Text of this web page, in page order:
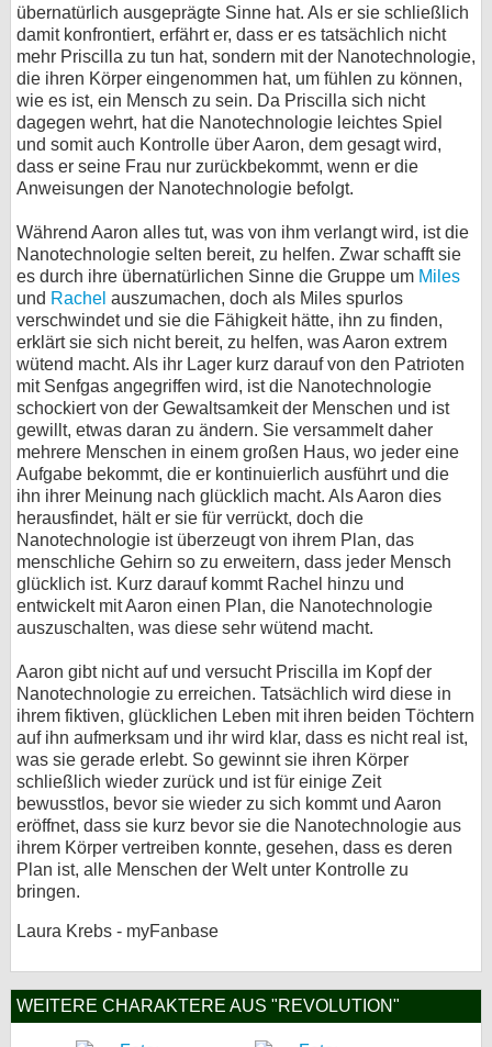
übernatürlich ausgeprägte Sinne hat. Als er sie schließlich
damit konfrontiert, erfährt er, dass er es tatsächlich nicht
mehr Priscilla zu tun hat, sondern mit der Nanotechnologie,
die ihren Körper eingenommen hat, um fühlen zu können,
wie es ist, ein Mensch zu sein. Da Priscilla sich nicht
dagegen wehrt, hat die Nanotechnologie leichtes Spiel
und somit auch Kontrolle über Aaron, dem gesagt wird,
dass er seine Frau nur zurückbekommt, wenn er die
Anweisungen der Nanotechnologie befolgt.
Während Aaron alles tut, was von ihm verlangt wird, ist die
Nanotechnologie selten bereit, zu helfen. Zwar schafft sie
es durch ihre übernatürlichen Sinne die Gruppe um Miles
und Rachel auszumachen, doch als Miles spurlos
verschwindet und sie die Fähigkeit hätte, ihn zu finden,
erklärt sie sich nicht bereit, zu helfen, was Aaron extrem
wütend macht. Als ihr Lager kurz darauf von den Patrioten
mit Senfgas angegriffen wird, ist die Nanotechnologie
schockiert von der Gewaltsamkeit der Menschen und ist
gewillt, etwas daran zu ändern. Sie versammelt daher
mehrere Menschen in einem großen Haus, wo jeder eine
Aufgabe bekommt, die er kontinuierlich ausführt und die
ihn ihrer Meinung nach glücklich macht. Als Aaron dies
herausfindet, hält er sie für verrückt, doch die
Nanotechnologie ist überzeugt von ihrem Plan, das
menschliche Gehirn so zu erweitern, dass jeder Mensch
glücklich ist. Kurz darauf kommt Rachel hinzu und
entwickelt mit Aaron einen Plan, die Nanotechnologie
auszuschalten, was diese sehr wütend macht.
Aaron gibt nicht auf und versucht Priscilla im Kopf der
Nanotechnologie zu erreichen. Tatsächlich wird diese in
ihrem fiktiven, glücklichen Leben mit ihren beiden Töchtern
auf ihn aufmerksam und ihr wird klar, dass es nicht real ist,
was sie gerade erlebt. So gewinnt sie ihren Körper
schließlich wieder zurück und ist für einige Zeit
bewusstlos, bevor sie wieder zu sich kommt und Aaron
eröffnet, dass sie kurz bevor sie die Nanotechnologie aus
ihrem Körper vertreiben konnte, gesehen, dass es deren
Plan ist, alle Menschen der Welt unter Kontrolle zu
bringen.
Laura Krebs - myFanbase
WEITERE CHARAKTERE AUS "REVOLUTION"